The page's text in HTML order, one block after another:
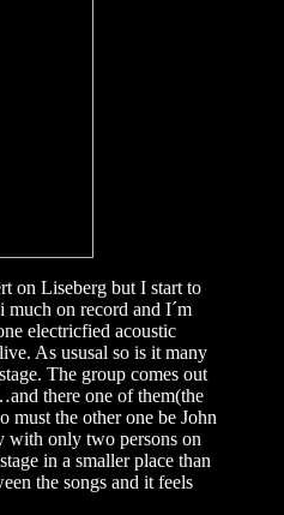
on Liseberg but I start to
much on record and I´m
electricfied acoustic
As ususal so is it many
The group comes out
there one of them(the
must the other one be John
with only two persons on
in a smaller place than
the songs and it feels